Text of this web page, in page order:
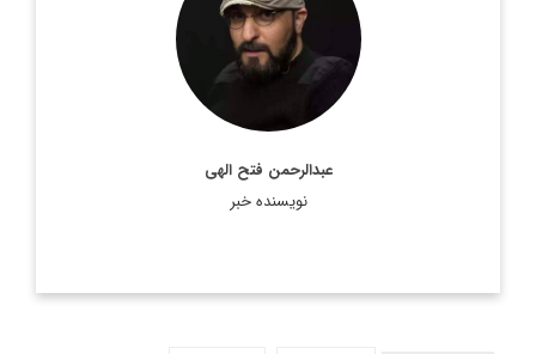
عبدالرحمن فتح الهی
نویسنده خبر
تحریریه دیپلماسی ایرانی.
اطلاعات بیشتر